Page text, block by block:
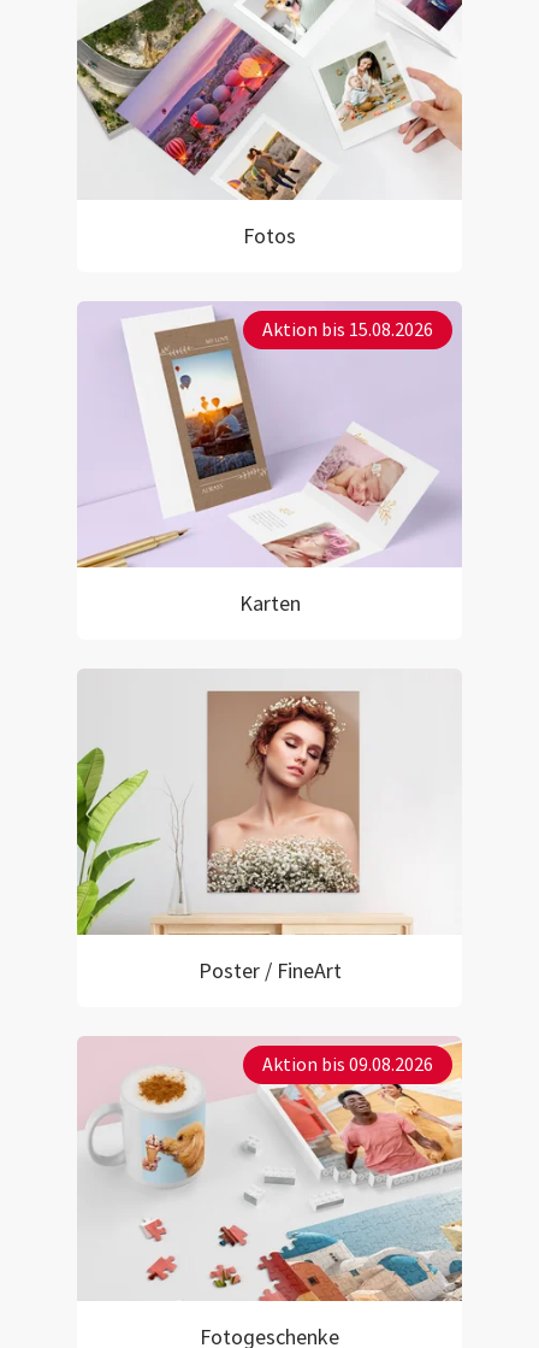
Fotos
Aktion bis 15.08.2026
Karten
Poster / FineArt
Aktion bis 09.08.2026
Fotogeschenke